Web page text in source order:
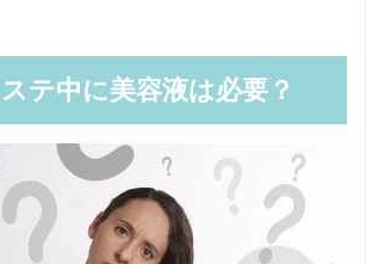
テ中に美容液は必要？